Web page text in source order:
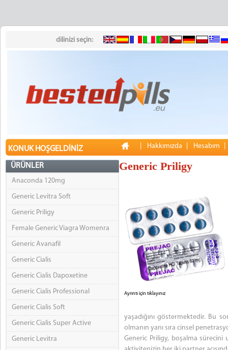
dilinizi seçin:
KONUK HOŞGELDINIZ Hakkımızda Hesabım
ÜRÜNLER
Anaconda 120mg
Generic Levitra Soft
Generic Priligy
Female Generic Viagra Womenra
Generic Avanafil
Generic Cialis
Generic Cialis Dapoxetine
Generic Cialis Professional
Generic Cialis Soft
Generic Cialis Super Active
Generic Levitra
Generic Priligy
Ayrıntı için tıklayınız
yaşadığını göstermektedir. Bu
olmanın yanı sıra cinsel
Generic Priligy, boşalma sürecini